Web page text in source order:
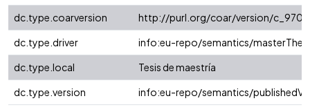
dc.type.coarversion
http://purl.org/coar/version/
dc.type.driver
info:eu-repo/semantics/
dc.type.local
Tesis de maestría
dc.type.version
info:eu-repo/semantics/